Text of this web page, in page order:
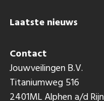
Laatste nieuws
Contact
Jouwveilingen B.V.
Titaniumweg 516
2401ML Alphen a/d Rijn